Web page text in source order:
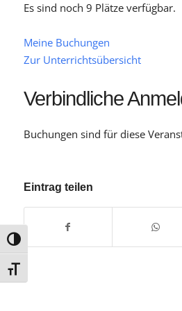
Umschalten auf hohe Kontraste
Schrift vergrößern
Es sind noch 9 Plätze verfügbar.
Meine Buchungen
Zur Unterrichtsübersicht
Verbindliche
Buchungen sind für diese
Eintrag teilen